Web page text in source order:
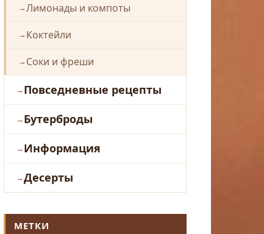
Лимонады и компоты
Коктейли
Соки и фреши
Повседневные рецепты
Бутерброды
Информация
Десерты
МЕТКИ